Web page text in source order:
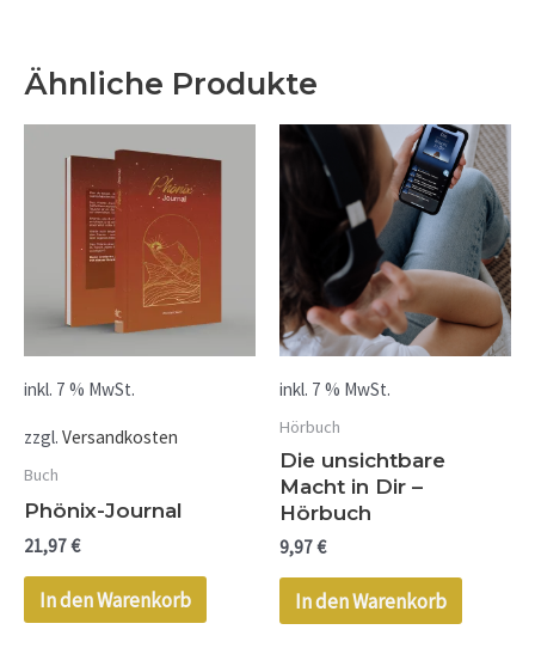
Ähnliche Produkte
inkl. 7 % MwSt.
zzgl. Versandkosten
Buch
Phönix-Journal
21,97€
In den Warenkorb
inkl. 7 % MwSt.
Hörbuch
Die unsichtbare
Macht in Dir –
Hörbuch
9,97€
In den Warenkorb